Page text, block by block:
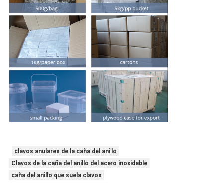
clavos anulares de la caña del anillo
Clavos de la caña del anillo del acero inoxidable
caña del anillo que suela clavos